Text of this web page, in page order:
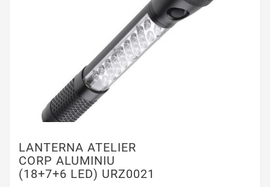
LANTERNA ATELIER
CORP ALUMINIU
(18+7+6 LED) URZ0021